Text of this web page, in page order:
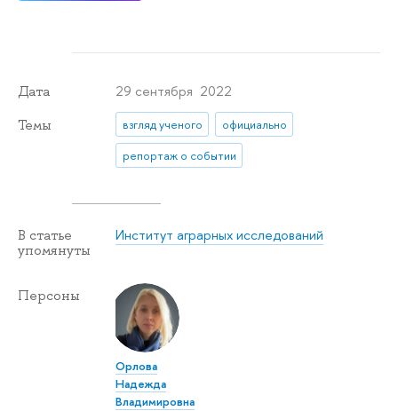
Дата 29 сентября 2022
Темы взгляд ученого
официально
репортаж о событии
В статье
упомянуты
Институт аграрных исследований
Персоны
Орлова
Надежда
Владимировна